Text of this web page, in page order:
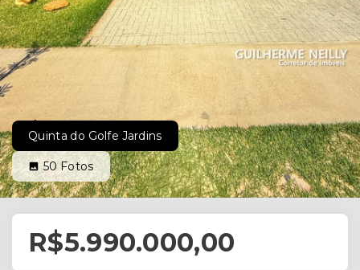
Quinta do Golfe Jardins
50 Fotos
R$5.990.000,00